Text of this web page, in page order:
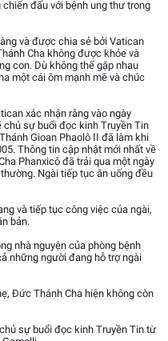
đấu với bệnh ung thư trong
và được chia sẻ bởi Vatican
Cha không được khỏe và
con. Dù không thể gặp nhau
một cái ôm mạnh mẽ và chúc
xác nhận rằng vào ngày
chủ sự buổi đọc kinh Truyền Tin
Gioan Phaolô II đã làm khi
Thông tin cập nhật mới nhất về
Phanxicô đã trải qua một ngày
Ngài tiếp tục ăn uống đều
và tiếp tục công việc của ngài,
bản.
nhà nguyện của phòng bệnh
những người đang hỗ trợ ngài
Đức Thánh Cha hiện không còn
sự buổi đọc kinh Truyền Tin từ